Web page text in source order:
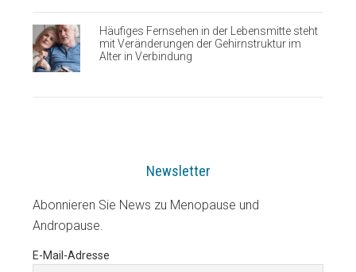
Häufiges Fernsehen in der Lebensmitte steht
mit Veränderungen der Gehirnstruktur im
Alter in Verbindung
Newsletter
Abonnieren Sie News zu Menopause und
Andropause.
E-Mail-Adresse